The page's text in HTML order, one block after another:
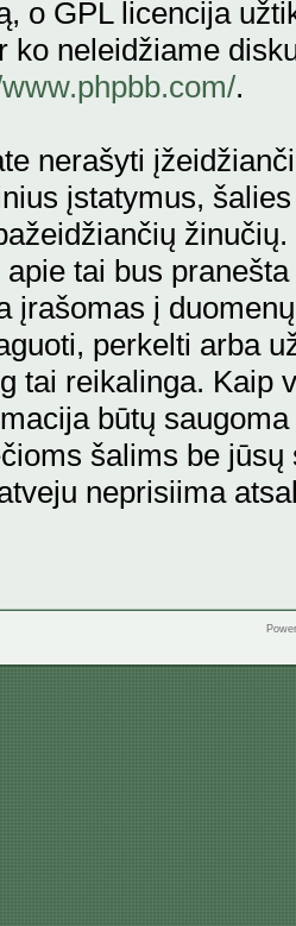
o GPL licencija
ko neleidžiame
.
nerašyti
įstatymus,
tai bus
įrašomas į
perkelti arba
tai reikalinga. Kaip
būtų
šalims be jūsų
neprisiima